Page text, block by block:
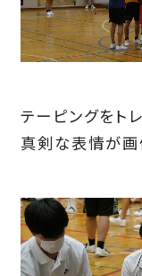
テーピングをト
真剣な表情が画